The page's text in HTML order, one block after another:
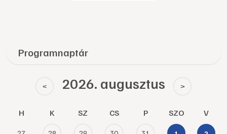
Programnaptár
< 2026. augusztus >
H K SZ CS P SZO V